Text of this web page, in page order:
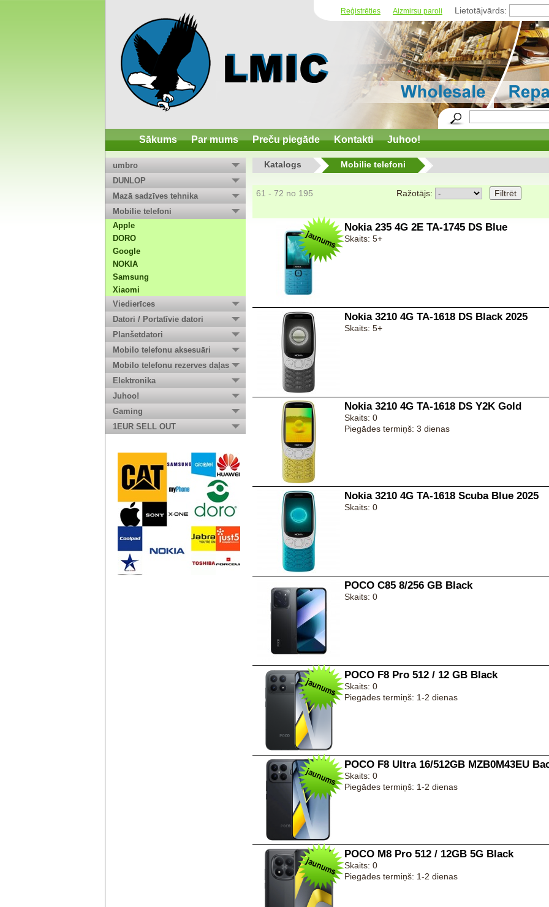
Reģistrēties Aizmirsu paroli Lietotājvārds:
Sākums Par mums Preču piegāde Kontakti Juhoo!
umbro
DUNLOP
Mazā sadzīves tehnika
Mobilie telefoni
Apple
DORO
Google
NOKIA
Samsung
Xiaomi
Viedierīces
Datori / Portatīvie datori
Planšetdatori
Mobilo telefonu aksesuāri
Mobilo telefonu rezerves daļas
Elektronika
Juhoo!
Gaming
1EUR SELL OUT
Katalogs Mobilie telefoni
61 - 72 no 195 Ražotājs:
Nokia 235 4G 2E TA-1745 DS Blue
Skaits: 5+
Nokia 3210 4G TA-1618 DS Black 2025
Skaits: 5+
Nokia 3210 4G TA-1618 DS Y2K Gold
Skaits: 0
Piegādes termiņš: 3 dienas
Nokia 3210 4G TA-1618 Scuba Blue 2025
Skaits: 0
POCO C85 8/256 GB Black
Skaits: 0
POCO F8 Pro 512 / 12 GB Black
Skaits: 0
Piegādes termiņš: 1-2 dienas
POCO F8 Ultra 16/512GB MZB0M43EU
Skaits: 0
Piegādes termiņš: 1-2 dienas
POCO M8 Pro 512 / 12GB 5G Black
Skaits: 0
Piegādes termiņš: 1-2 dienas